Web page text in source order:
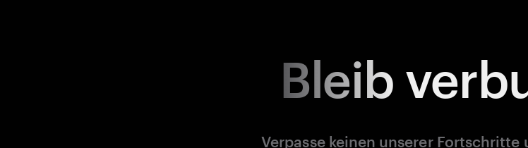
Bleib
Verpasse keinen unserer Fortschritte